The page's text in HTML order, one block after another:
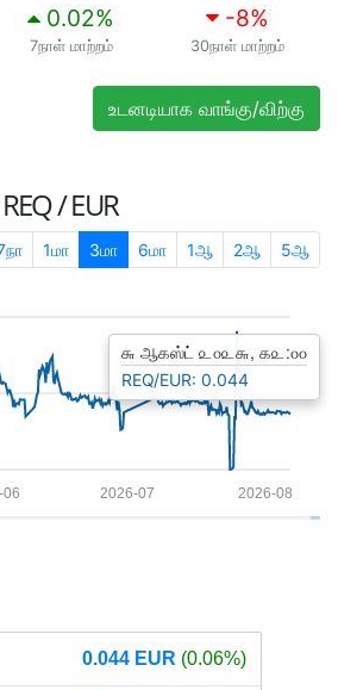
0.02%
7நாள் மாற்றம்
-8%
30நாள் மாற்றம்
உடனடியாக வாங்கு/விற்கு
REQ / EUR
1மா 3மா 6மா 1ஆ 2ஆ 5ஆ
2026-08
2026-07
06
௬ ஆகஸ்ட் ௨௦௨௬, ௧௨:௦௦
REQ/EUR: 0.044
0.044 EUR (0.06%)